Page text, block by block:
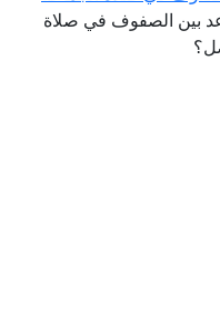
بين الصفوف في صلاة